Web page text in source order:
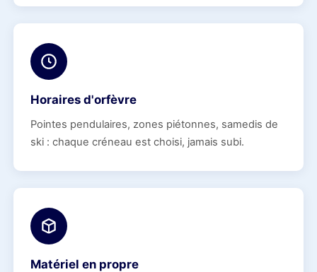
Horaires d'orfèvre
Pointes pendulaires, zones piétonnes, samedis de
ski : chaque créneau est choisi, jamais subi.
Matériel en propre